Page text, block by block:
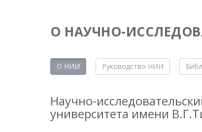
О НАУЧНО-
О НИИ Руководство НИИ
Научно-
университета имени